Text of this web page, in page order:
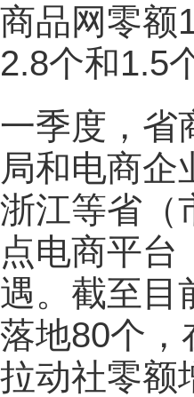
商品网零额
2.8个和1.5
一季度，省
局和电商企
浙江等省（
点电商平台
遇。截至目
落地80个，
拉动社零额